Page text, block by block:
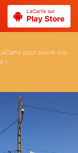
LaCarte sur
Play Store
pour suivre vos
!